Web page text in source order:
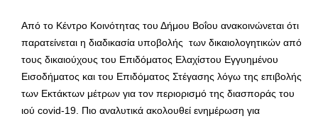
Από το Κέντρο Κοινότητας του Δήμου Βοΐου ανακοινώνεται ότι
παρατείνεται η διαδικασία υποβολής των δικαιολογητικών από
τους δικαιούχους του Επιδόματος Ελαχίστου Εγγυημένου
Εισοδήματος και του Επιδόματος Στέγασης λόγω της επιβολής
των Εκτάκτων μέτρων για τον περιορισμό της διασποράς του
ιού covid-19. Πιο αναλυτικά ακολουθεί ενημέρωση για